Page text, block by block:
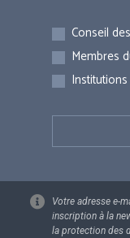
Inscriptions
Conseil
Membres
Votre adresse e-
inscription à la
la protection des